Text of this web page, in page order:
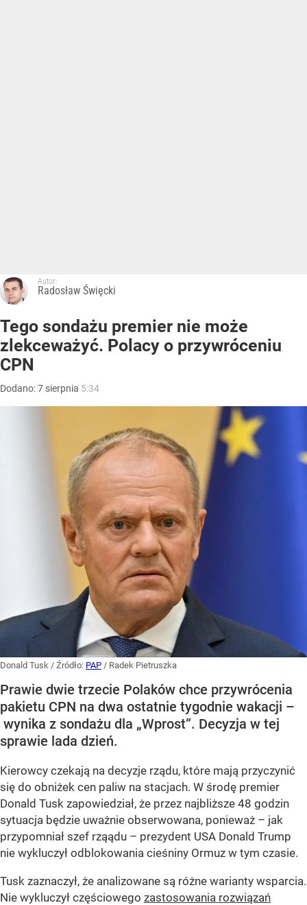
Autor:
Radosław Święcki
Tego sondażu premier nie może
zlekceważyć. Polacy o przywróceniu
CPN
Dodano:7 sierpnia 5:34
Donald Tusk / Źródło: PAP / Radek Pietruszka
Prawie dwie trzecie Polaków chce przywrócenia
pakietu CPN na dwa ostatnie tygodnie wakacji –
wynika z sondażu dla „Wprost”. Decyzja w tej
sprawie lada dzień.
Kierowcy czekają na decyzje rządu, które mają przyczynić
się do obniżek cen paliw na stacjach. W środę premier
Donald Tusk zapowiedział, że przez najbliższe 48 godzin
sytuacja będzie uważnie obserwowana, ponieważ – jak
przypomniał szef rząądu – prezydent USA Donald Trump
nie wykluczył odblokowania cieśniny Ormuz w tym czasie.
Tusk zaznaczył, że analizowane są różne warianty wsparcia.
Nie wykluczył częściowego zastosowania rozwiązań